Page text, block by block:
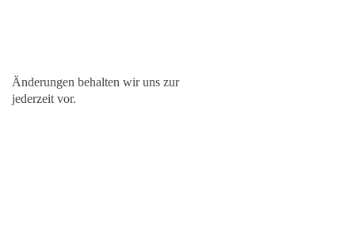
Änderungen behalten wir uns zur
jederzeit vor.